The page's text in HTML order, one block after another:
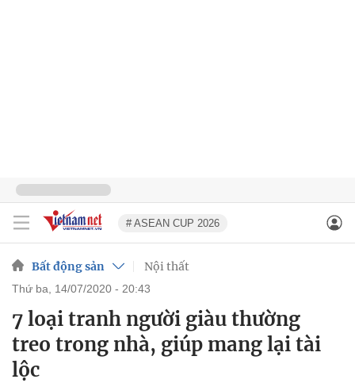
# ASEAN CUP 2026
Bất động sản Nội thất
thứ ba, 14/07/2020 - 20:43
7 loại tranh người giàu thường
treo trong nhà, giúp mang lại tài
lộc